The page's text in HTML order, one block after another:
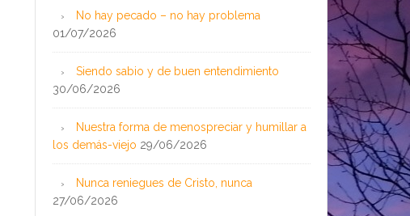
No hay pecado – no hay problema
01/07/2026
Siendo sabio y de buen entendimiento
30/06/2026
Nuestra forma de menospreciar y humillar a
los demás-viejo 29/06/2026
Nunca reniegues de Cristo, nunca
27/06/2026